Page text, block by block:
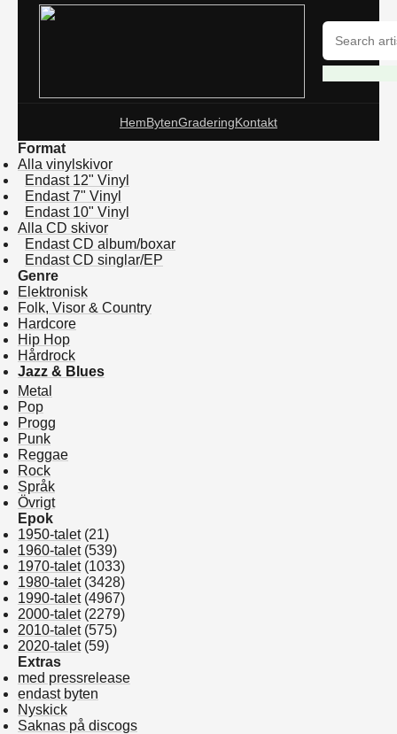
HemBytenGraderingKontakt
Format
Alla vinylskivor
Endast 12" Vinyl
Endast 7" Vinyl
Endast 10" Vinyl
Alla CD skivor
Endast CD album/boxar
Endast CD singlar/EP
Genre
Elektronisk
Folk, Visor & Country
Hardcore
Hip Hop
Hårdrock
Jazz & Blues
Metal
Pop
Progg
Punk
Reggae
Rock
Språk
Övrigt
Epok
1950-talet(21)
1960-talet(539)
1970-talet(1033)
1980-talet(3428)
1990-talet(4967)
2000-talet(2279)
2010-talet(575)
2020-talet(59)
Extras
med pressrelease
endast byten
Nyskick
Saknas på discogs